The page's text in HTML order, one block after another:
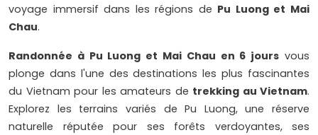
voyage immersif dans les régions de Pu Luong et Mai
Chau.
Randonnée à Pu Luong et Mai Chau en 6 jours vous
plonge dans l'une des destinations les plus fascinantes
du Vietnam pour les amateurs de trekking au Vietnam.
Explorez les terrains variés de Pu Luong, une réserve
naturelle réputée pour ses forêts verdoyantes, ses